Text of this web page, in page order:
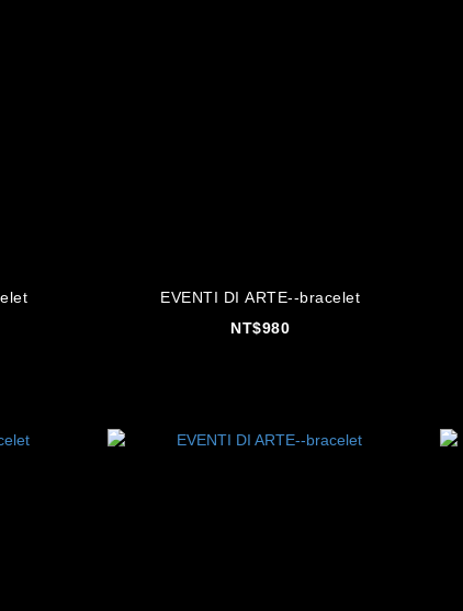
EVENTI DI ARTE--bracelet
NT$980